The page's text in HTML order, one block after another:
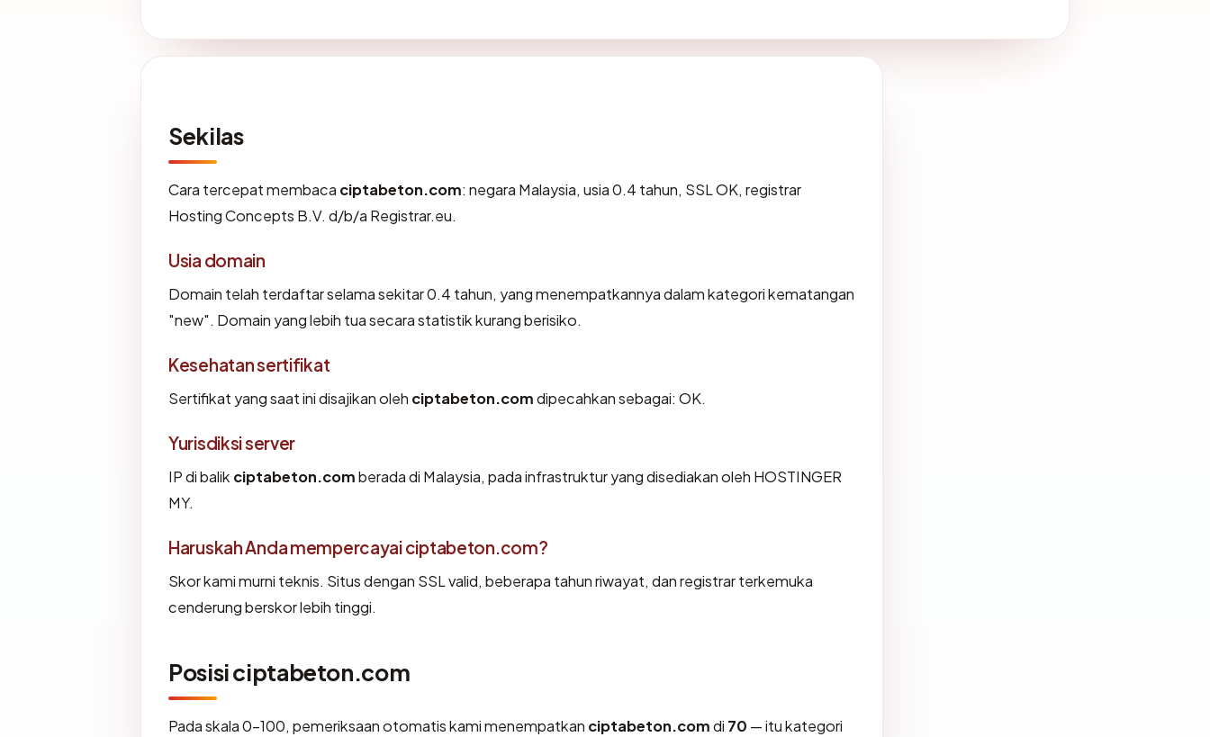
Sekilas
Cara tercepat membaca ciptabeton.com: negara Malaysia, usia 0.4 tahun, SSL OK, registrar
Hosting Concepts B.V. d/b/a Registrar.eu.
Usia domain
Domain telah terdaftar selama sekitar 0.4 tahun, yang menempatkannya dalam kategori kematangan
"new". Domain yang lebih tua secara statistik kurang berisiko.
Kesehatan sertifikat
Sertifikat yang saat ini disajikan oleh ciptabeton.comdipecahkan sebagai: OK.
Yurisdiksi server
IP di balik ciptabeton.comberada di Malaysia, pada infrastruktur yang disediakan oleh HOSTINGER
MY.
Haruskah Anda mempercayai ciptabeton.com?
Skor kami murni teknis. Situs dengan SSL valid, beberapa tahun riwayat, dan registrar terkemuka
cenderung berskor lebih tinggi.
Posisi ciptabeton.com
Pada skala 0-100, pemeriksaan otomatis kami menempatkan ciptabeton.comdi 70 — itu kategori